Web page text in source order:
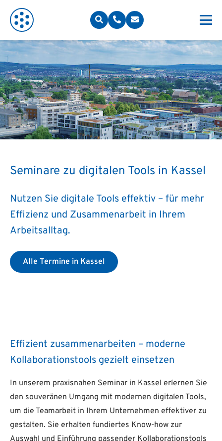
Seminare zu digitalen Tools in Kassel
Nutzen Sie digitale Tools effektiv – für mehr
Effizienz und Zusammenarbeit in Ihrem
Arbeitsalltag.
Alle Termine in Kassel
Effizient zusammenarbeiten – moderne
Kollaborationstools gezielt einsetzen
In unserem praxisnahen Seminar in Kassel erlernen Sie
den souveränen Umgang mit modernen digitalen Tools,
um die Teamarbeit in Ihrem Unternehmen effektiver zu
gestalten. Sie erhalten fundiertes Know-how zur
Auswahl und Einführung passender Kollaborationstools